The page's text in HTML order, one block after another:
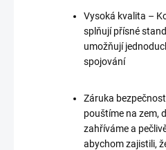
Vysoká kvalita –
splňují přísné
umožňují
spojování
Záruka
pouštíme na zem,
zahříváme a
abychom zajistili,